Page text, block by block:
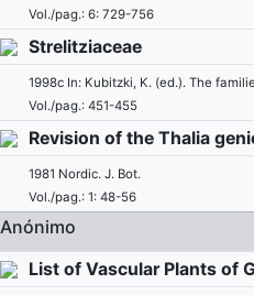
Vol./pag.: 6: 729-756
Strelitziaceae
1998c In: Kubitzki, K. (ed.). The
Vol./pag.: 451-455
Revision of the Thalia
1981 Nordic. J. Bot.
Vol./pag.: 1: 48-56
Anónimo
List of Vascular Plants of